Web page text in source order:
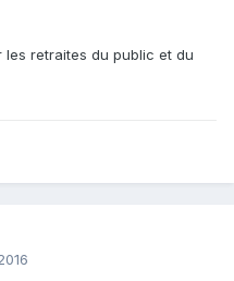
retraites du public et du